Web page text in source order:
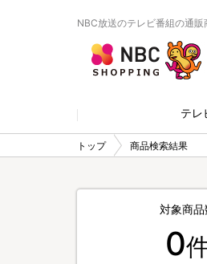
NBC放送のテレビ番組の通
テレ
トップ 商品検索結果
対象商品
0